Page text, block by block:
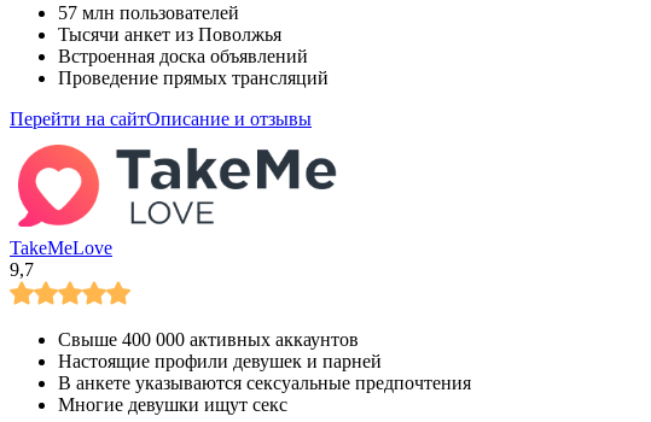
57 млн пользователей
Тысячи анкет из Поволжья
Встроенная доска объявлений
Проведение прямых трансляций
Перейти на сайтОписание и отзывы
TakeMeLove
9,7
Свыше 400 000 активных аккаунтов
Настоящие профили девушек и парней
В анкете указываются сексуальные предпочтения
Многие девушки ищут секс